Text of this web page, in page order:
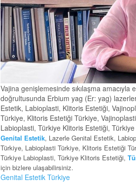
Vajina genişlemesinde sıkılaşma
doğrultusunda Erbium yag (Er: yag)
Estetik, Labioplasti, Klitoris Estetiği,
Türkiye, Klitoris Estetiği Türkiye,
Labioplasti, Türkiye Klitoris Estetiği,
Genital Estetik, Lazerle Genital Estetik,
Türkiye, Labioplasti Türkiye, Klitoris Estetiği
Türkiye Labioplasti, Türkiye Klitoris Estetiği,
için bizlere ulaşabilirsiniz.
Genital Estetik Türkiye